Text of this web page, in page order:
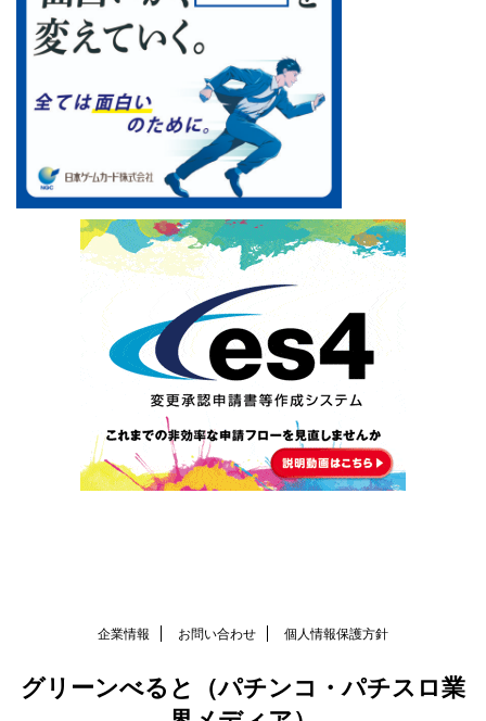
企業情報 お問い合わせ 個人情報保護方針
グリーンべると（パチンコ・パチスロ業